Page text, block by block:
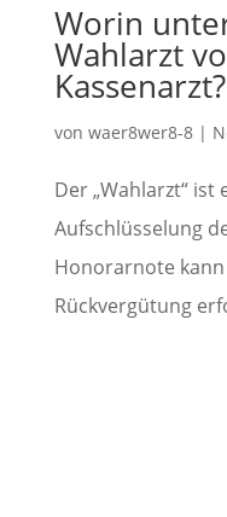
Worin
Wahlarzt
Kassenarzt?
von waer8wer8-8|
Der „Wahlarzt“
Aufschlüsselung
Honorarnote kann
Rückvergütung